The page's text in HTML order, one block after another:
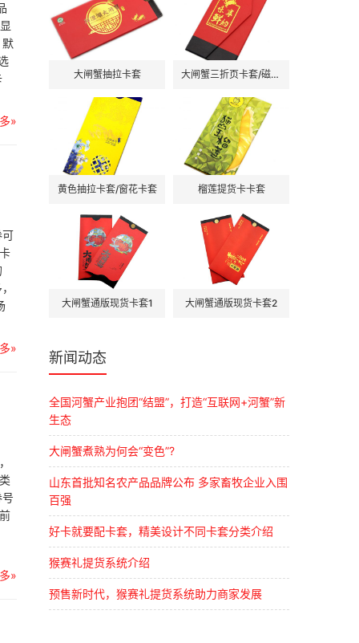
默
»
可
»
»
大闸蟹抽拉卡套 大闸蟹三折页卡套/磁吸卡套
黄色抽拉卡套/窗花卡套 榴莲提货卡卡套
大闸蟹通版现货卡套1 大闸蟹通版现货卡套2
新闻动态
全国河蟹产业抱团“结盟”，打造“互联网+河蟹”新
生态
大闸蟹煮熟为何会“变色”?
山东首批知名农产品品牌公布 多家畜牧企业入围
百强
好卡就要配卡套，精美设计不同卡套分类介绍
猴赛礼提货系统介绍
预售新时代，猴赛礼提货系统助力商家发展